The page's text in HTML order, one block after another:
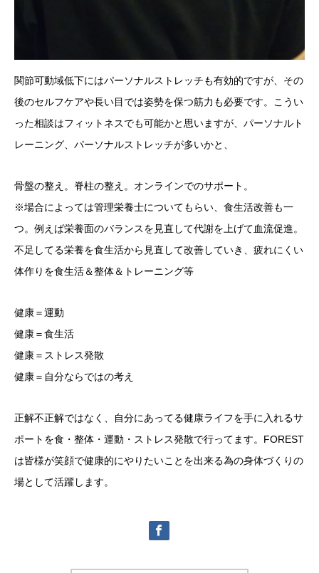
関節可動域低下にはパーソナルストレッチも有効的ですが、その
後のセルフケアや長い目では姿勢を保つ筋力も必要です。こうい
った相談はフィットネスでも可能かと思いますが、パーソナルト
レーニング、パーソナルストレッチが多いかと、
骨盤の整え。脊柱の整え。オンラインでのサポート。
※場合によっては管理栄養士についてもらい、食生活改善も一
つ。例えば栄養面のバランスを見直して代謝を上げて血流促進。
不足してる栄養を食生活から見直して改善していき、疲れにくい
体作りを食生活＆整体＆トレーニング等
健康＝運動
健康＝食生活
健康＝ストレス発散
健康＝自分ならではの考え
正解不正解ではなく、自分にあってる健康ライフを手に入れるサ
ポートを食・整体・運動・ストレス発散で行ってます。FOREST
は皆様が笑顔で健康的にやりたいことを出来る為の身体づくりの
場として活躍します。